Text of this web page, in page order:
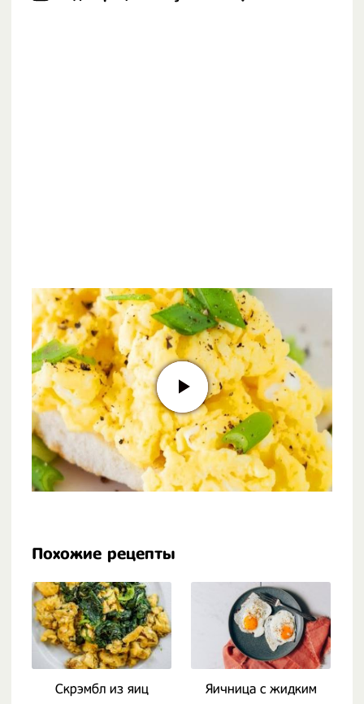
Похожие рецепты
Скрэмбл из яиц
Яичница с жидким